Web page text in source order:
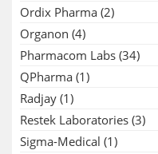
Ordix Pharma (2)
Organon (4)
Pharmacom Labs (34)
QPharma (1)
Radjay (1)
Restek Laboratories (3)
Sigma-Medical (1)